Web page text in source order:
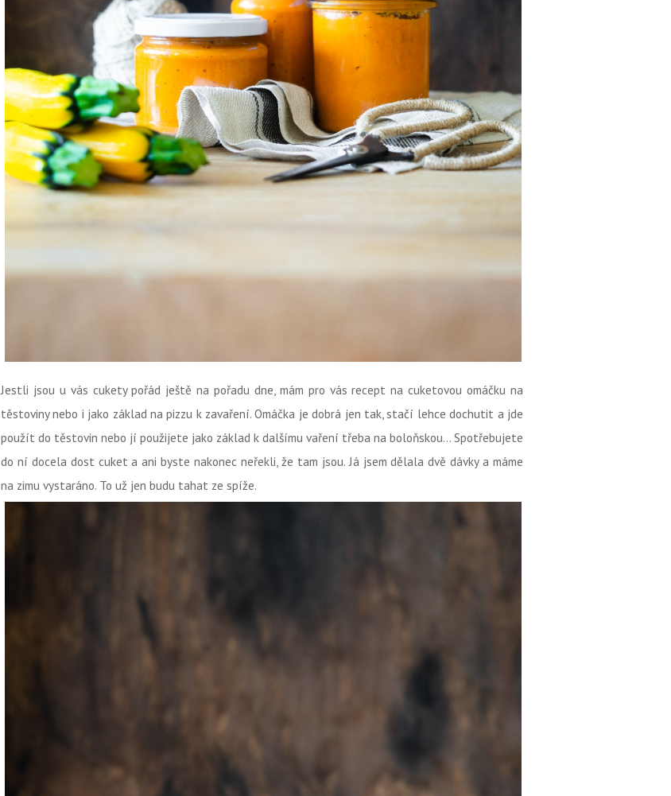
Jestli jsou u vás cukety pořád ještě na pořadu dne, mám pro vás recept na cuketovou omáčku na
těstoviny nebo i jako základ na pizzu k zavaření. Omáčka je dobrá jen tak, stačí lehce dochutit a jde
použít do těstovin nebo jí použijete jako základ k dalšímu vaření třeba na boloňskou... Spotřebujete
do ní docela dost cuket a ani byste nakonec neřekli, že tam jsou. Já jsem dělala dvě dávky a máme
na zimu vystaráno. To už jen budu tahat ze spíže.